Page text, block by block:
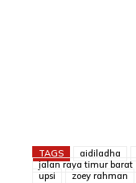
TAGS aidiladha
jalan raya timur barat
upsi
zoey rahman